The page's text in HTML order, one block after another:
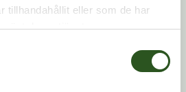
tillhandahållit eller som de har
deras tjänster.